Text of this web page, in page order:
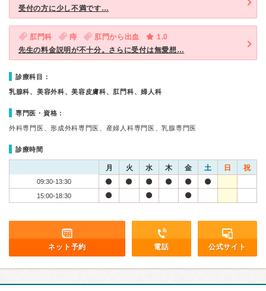
受付の方に少し不満です…
肛門科 痔 肛門から出血
1.0
先生の料金説明が不十分。さらに受付は無愛想…
診療科目：
乳腺科、美容外科、美容皮膚科、肛門科、婦人科
専門医・資格：
外科専門医、形成外科専門医、産婦人科専門医、乳腺専門医
診療時間
月 火 水 木 金 土 日 祝
09:30-13:30
15:00-18:30
ネット予約 電話 公式サイト